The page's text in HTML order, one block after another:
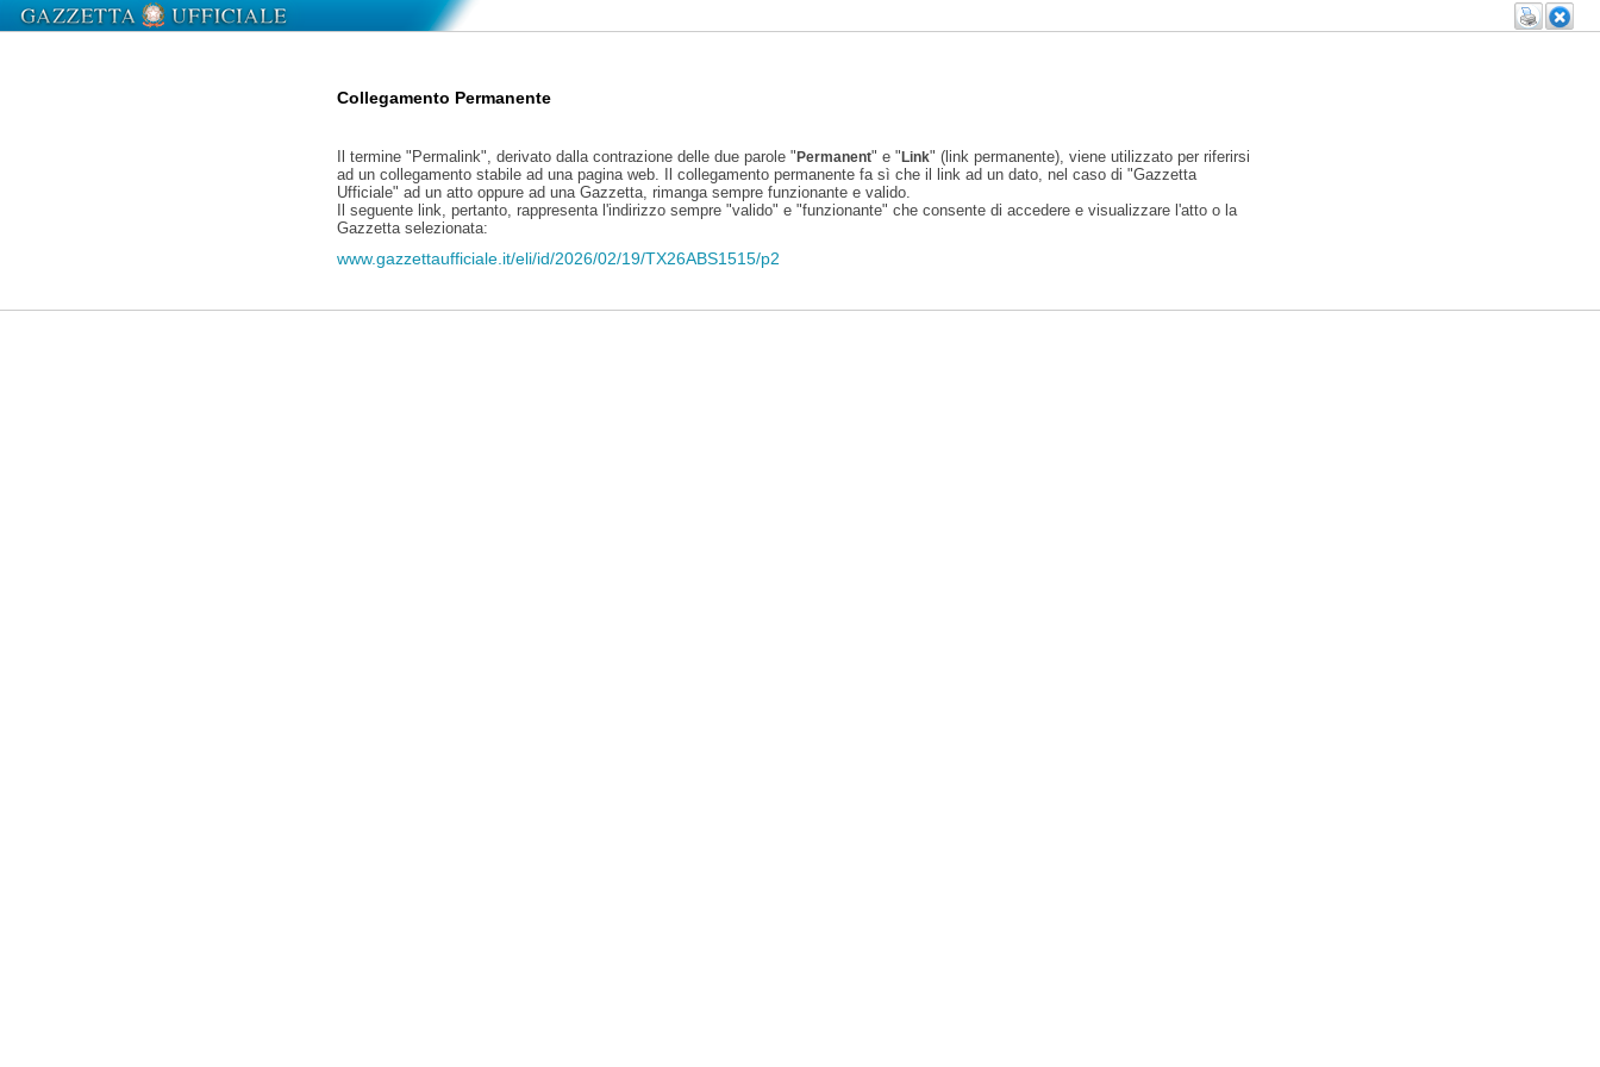
Collegamento Permanente
Il termine "Permalink", derivato dalla contrazione delle due parole "Permanent" e "Link" (link permanente), viene utilizzato per riferirsi
ad un collegamento stabile ad una pagina web. Il collegamento permanente fa sì che il link ad un dato, nel caso di "Gazzetta
Ufficiale" ad un atto oppure ad una Gazzetta, rimanga sempre funzionante e valido.
Il seguente link, pertanto, rappresenta l'indirizzo sempre "valido" e "funzionante" che consente di accedere e visualizzare l'atto o la
Gazzetta selezionata:
www.gazzettaufficiale.it/eli/id/2026/02/19/TX26ABS1515/p2